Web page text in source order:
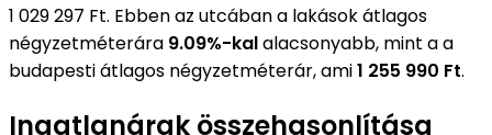
1 029 297 Ft. Ebben az utcában a lakások átlagos
négyzetméterára 9.09%-kalalacsonyabb, mint a a
budapesti átlagos négyzetméterár, ami1 255 990 Ft.
Ingatlanárak összehasonlítása